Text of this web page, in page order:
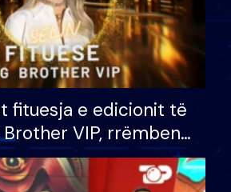
fituesja e edicionit të
VIP, rrëmben
prej 100 mijë eurosh